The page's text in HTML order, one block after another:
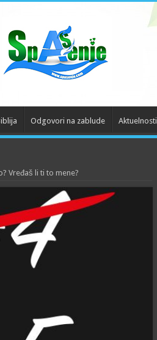
Odgovori na zablude Aktuelnosti
Vređaš li ti to mene?